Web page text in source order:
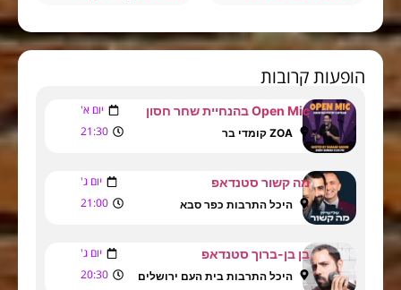
הופעות קרובות
Open Mic בהנחיית שחר חסון יום א'
ZOA קומדי בר 21:30
מה קשור סטנדאפ יום ג'
היכל התרבות כפר סבא 21:00
בן בן-ברוך סטנדאפ יום ג'
היכל התרבות בית העם ירושלים 20:30